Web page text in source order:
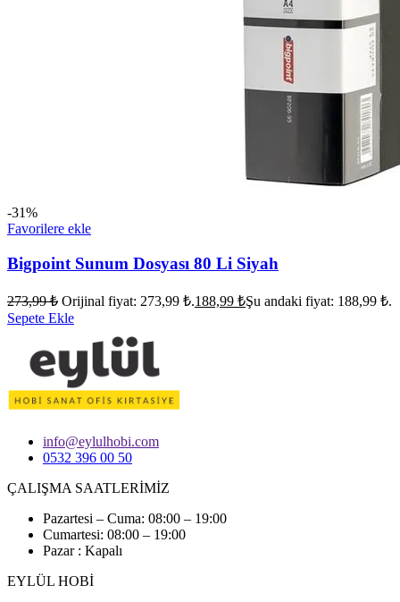
-31%
Favorilere ekle
Bigpoint Sunum Dosyası 80 Li Siyah
273,99₺ Orijinal fiyat: 273,99 ₺.188,99 ₺Şu andaki fiyat: 188,99 ₺.
Sepete Ekle
info@eylulhobi.com
0532 396 00 50
ÇALIŞMA SAATLERİMİZ
Pazartesi – Cuma: 08:00 – 19:00
Cumartesi: 08:00 – 19:00
Pazar : Kapalı
EYLÜL HOBİ